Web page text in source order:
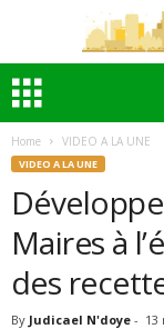
Home VIDEO A LA UNE
VIDEO A LA UNE
Maires à
des
By Judicael N'doye - 13